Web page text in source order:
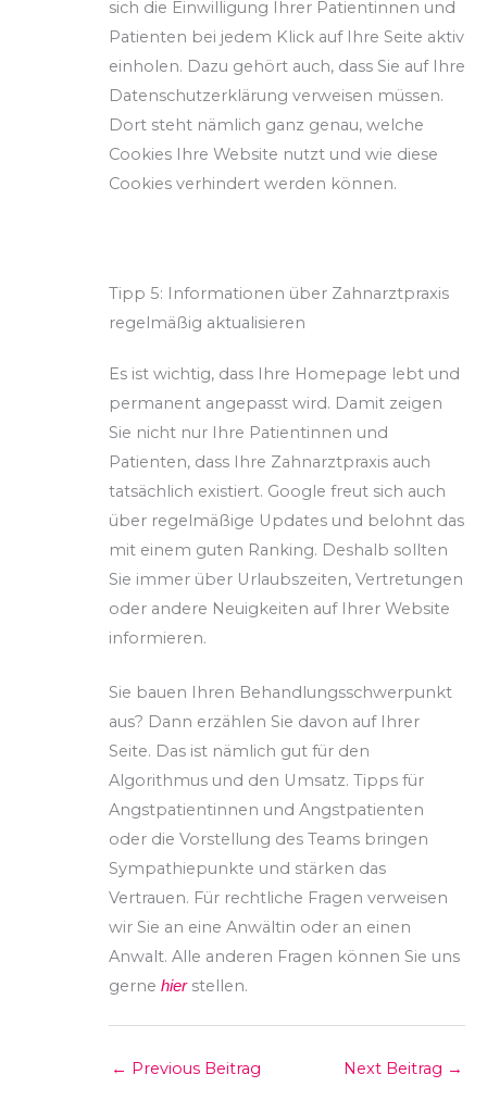
sich die Einwilligung Ihrer Patientinnen und
Patienten bei jedem Klick auf Ihre Seite aktiv
einholen. Dazu gehört auch, dass Sie auf Ihre
Datenschutzerklärung verweisen müssen.
Dort steht nämlich ganz genau, welche
Cookies Ihre Website nutzt und wie diese
Cookies verhindert werden können.
Tipp 5: Informationen über Zahnarztpraxis
regelmäßig aktualisieren
Es ist wichtig, dass Ihre Homepage lebt und
permanent angepasst wird. Damit zeigen
Sie nicht nur Ihre Patientinnen und
Patienten, dass Ihre Zahnarztpraxis auch
tatsächlich existiert. Google freut sich auch
über regelmäßige Updates und belohnt das
mit einem guten Ranking. Deshalb sollten
Sie immer über Urlaubszeiten, Vertretungen
oder andere Neuigkeiten auf Ihrer Website
informieren.
Sie bauen Ihren Behandlungsschwerpunkt
aus? Dann erzählen Sie davon auf Ihrer
Seite. Das ist nämlich gut für den
Algorithmus und den Umsatz. Tipps für
Angstpatientinnen und Angstpatienten
oder die Vorstellung des Teams bringen
Sympathiepunkte und stärken das
Vertrauen. Für rechtliche Fragen verweisen
wir Sie an eine Anwältin oder an einen
Anwalt. Alle anderen Fragen können Sie uns
gerne hier stellen.
← Previous Beitrag Next Beitrag →